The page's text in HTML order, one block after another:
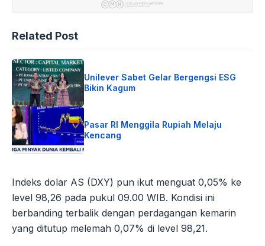
Related Post
Unilever Sabet Gelar Bergengsi ESG
Bikin Kagum
Pasar RI Menggila Rupiah Melaju
Kencang
Indeks dolar AS (DXY) pun ikut menguat 0,05% ke
level 98,26 pada pukul 09.00 WIB. Kondisi ini
berbanding terbalik dengan perdagangan kemarin
yang ditutup melemah 0,07% di level 98,21.